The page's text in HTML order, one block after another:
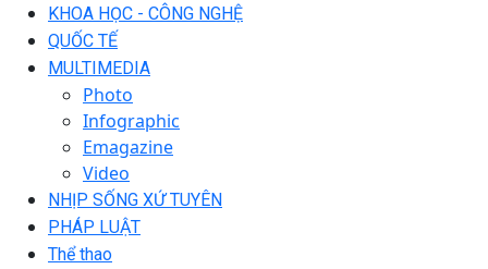
KHOA HỌC - CÔNG NGHỆ
QUỐC TẾ
MULTIMEDIA
Photo
Infographic
Emagazine
Video
NHỊP SỐNG XỨ TUYÊN
PHÁP LUẬT
Thể thao